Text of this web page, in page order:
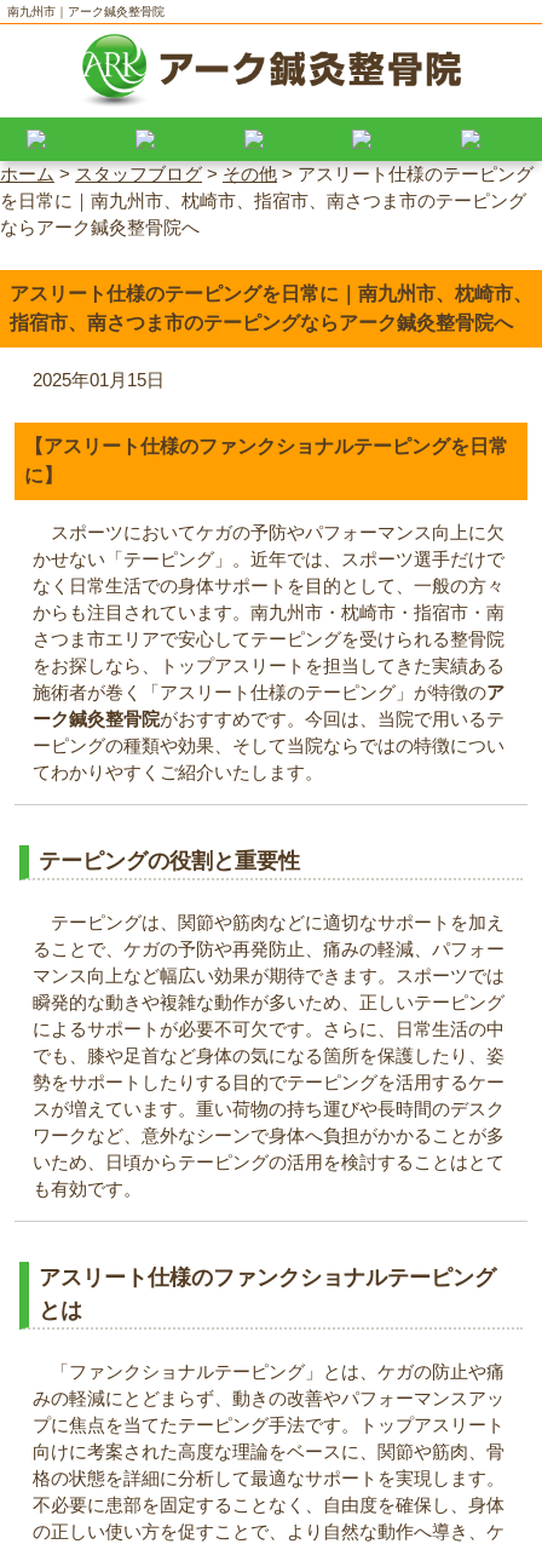
南九州市｜アーク鍼灸整骨院
ホーム>スタッフブログ>その他>アスリート仕様のテーピング
を日常に｜南九州市、枕崎市、指宿市、南さつま市のテーピング
ならアーク鍼灸整骨院へ
アスリート仕様のテーピングを日常に｜南九州市、枕崎市、
指宿市、南さつま市のテーピングならアーク鍼灸整骨院へ
2025年01月15日
【アスリート仕様のファンクショナルテーピングを日常
に】
スポーツにおいてケガの予防やパフォーマンス向上に欠
かせない「テーピング」。近年では、スポーツ選手だけで
なく日常生活での身体サポートを目的として、一般の方々
からも注目されています。南九州市・枕崎市・指宿市・南
さつま市エリアで安心してテーピングを受けられる整骨院
をお探しなら、トップアスリートを担当してきた実績ある
施術者が巻く「アスリート仕様のテーピング」が特徴のア
ーク鍼灸整骨院がおすすめです。今回は、当院で用いるテ
ーピングの種類や効果、そして当院ならではの特徴につい
てわかりやすくご紹介いたします。
テーピングの役割と重要性
テーピングは、関節や筋肉などに適切なサポートを加え
ることで、ケガの予防や再発防止、痛みの軽減、パフォー
マンス向上など幅広い効果が期待できます。スポーツでは
瞬発的な動きや複雑な動作が多いため、正しいテーピング
によるサポートが必要不可欠です。さらに、日常生活の中
でも、膝や足首など身体の気になる箇所を保護したり、姿
勢をサポートしたりする目的でテーピングを活用するケー
スが増えています。重い荷物の持ち運びや長時間のデスク
ワークなど、意外なシーンで身体へ負担がかかることが多
いため、日頃からテーピングの活用を検討することはとて
も有効です。
アスリート仕様のファンクショナルテーピング
とは
「ファンクショナルテーピング」とは、ケガの防止や痛
みの軽減にとどまらず、動きの改善やパフォーマンスアッ
プに焦点を当てたテーピング手法です。トップアスリート
向けに考案された高度な理論をベースに、関節や筋肉、骨
格の状態を詳細に分析して最適なサポートを実現します。
不必要に患部を固定することなく、自由度を確保し、身体
の正しい使い方を促すことで、より自然な動作へ導き、ケ